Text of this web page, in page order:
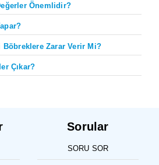
Önemlidir?
Böbreklere Zarar Verir Mi?
Çıkar?
Sorular
SORU SOR